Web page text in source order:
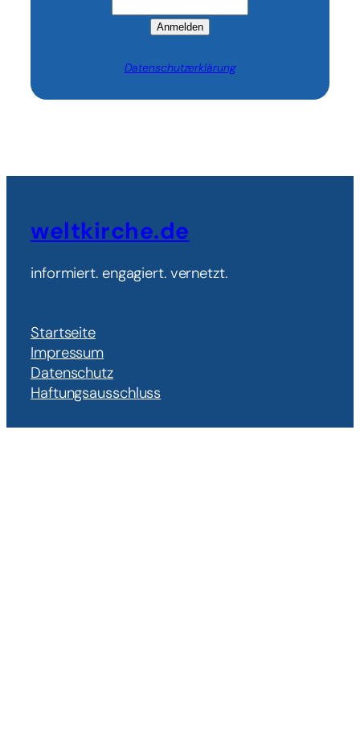
Anmelden
Datenschutzerklärung
weltkirche.de
informiert. engagiert. vernetzt.
Startseite
Impressum
Datenschutz
Haftungsausschluss